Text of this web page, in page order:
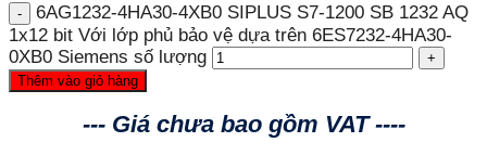
6AG1232-4HA30-4XB0 SIPLUS S7-1200 SB 1232 AQ
1x12 bit Với lớp phủ bảo vệ dựa trên 6ES7232-4HA30-
0XB0 Siemens số lượng
Thêm vào giỏ hàng
--- Giá chưa bao gồm VAT ----